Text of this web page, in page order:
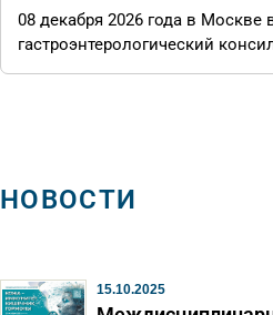
08 декабря 2026 года в
гастроэнтерологический
НОВОСТИ
15.10.2025